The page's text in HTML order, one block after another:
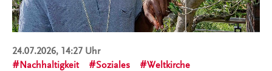
24.07.2026, 14:27 Uhr
Nachhaltigkeit
Soziales
Weltkirche